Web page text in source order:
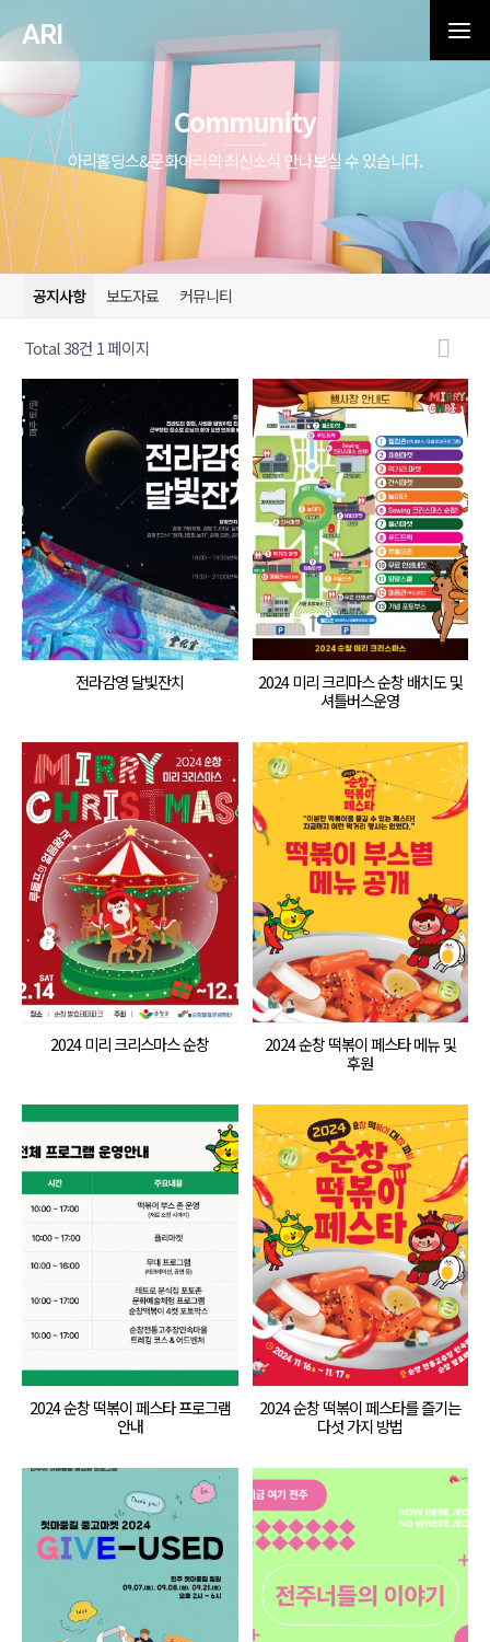
ARI
Community
아리홀딩스&문화아리의 최신소식 만나보실 수 있습니다.
공지사항 보도자료 커뮤니티
Total 38건 1 페이지
전라감영 달빛잔치
2024 미리 크리마스 순창 배치도 및
셔틀버스운영
2024 미리 크리스마스 순창
2024 순창 떡볶이 페스타 메뉴 및
후원
2024 순창 떡볶이 페스타 프로그램
안내
2024 순창 떡볶이 페스타를 즐기는
다섯 가지 방법